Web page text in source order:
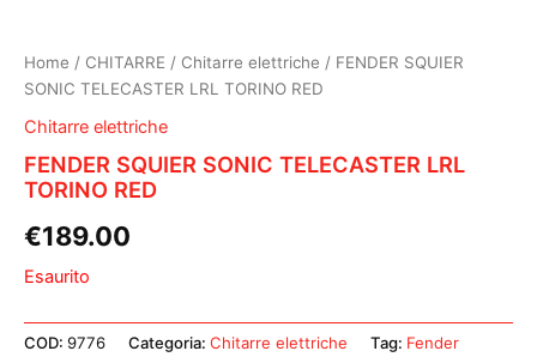
Home / CHITARRE / Chitarre elettriche / FENDER SQUIER
SONIC TELECASTER LRL TORINO RED
Chitarre elettriche
FENDER SQUIER SONIC TELECASTER LRL
TORINO RED
€189.00
Esaurito
COD: 9776 Categoria: Chitarre elettriche Tag: Fender